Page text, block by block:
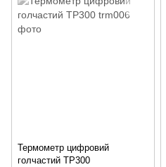
Термометр цифровий
голчастий TP300